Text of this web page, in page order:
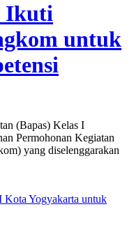
Ikuti
untuk
(Bapas) Kelas I
Permohonan Kegiatan
yang diselenggarakan
Yogyakarta untuk